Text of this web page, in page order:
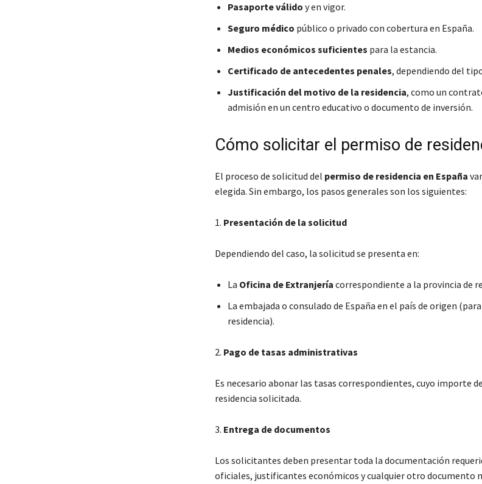
Pasaporte válido y en vigor.
Seguro médico público o privado con cobertura en España.
Medios económicos suficientes para la estancia.
Certificado de antecedentes penales, dependiendo del
Justificación del motivo de la residencia, como un
admisión en un centro educativo o documento de inversión.
Cómo solicitar el permiso de
El proceso de solicitud del permiso de residencia en España
elegida. Sin embargo, los pasos generales son los siguientes:
1. Presentación de la solicitud
Dependiendo del caso, la solicitud se presenta en:
La Oficina de Extranjería correspondiente a la provincia de
La embajada o consulado de España en el país de origen
residencia).
2. Pago de tasas administrativas
Es necesario abonar las tasas correspondientes, cuyo importe
residencia solicitada.
3. Entrega de documentos
Los solicitantes deben presentar toda la documentación
oficiales, justificantes económicos y cualquier otro documento